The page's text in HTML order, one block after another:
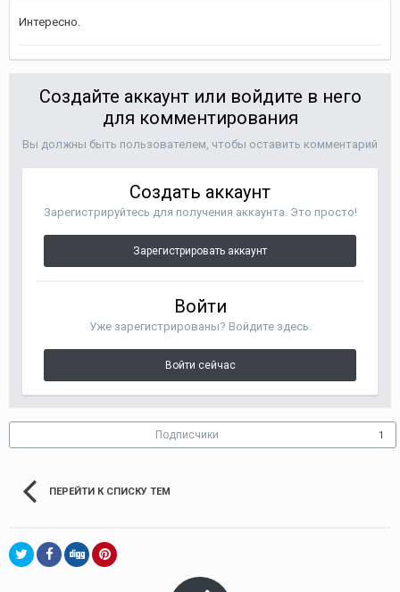
Интересно.
Создайте аккаунт или войдите в него
для комментирования
Вы должны быть пользователем, чтобы оставить комментарий
Создать аккаунт
Зарегистрируйтесь для получения аккаунта. Это просто!
Зарегистрировать аккаунт
Войти
Уже зарегистрированы? Войдите здесь.
Войти сейчас
Подписчики 1
ПЕРЕЙТИ К СПИСКУ ТЕМ